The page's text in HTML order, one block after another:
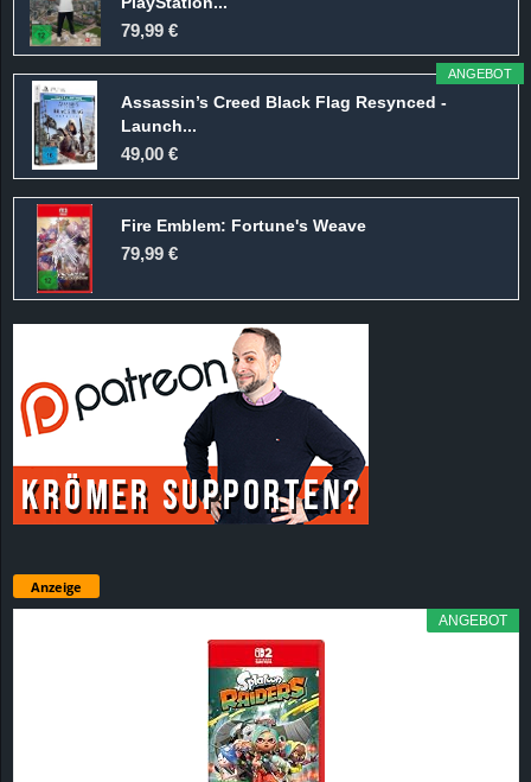
79,99 €
ANGEBOT
Assassin’s Creed Black Flag Resynced -
Launch...
49,00 €
Fire Emblem: Fortune's Weave
79,99 €
Anzeige
ANGEBOT